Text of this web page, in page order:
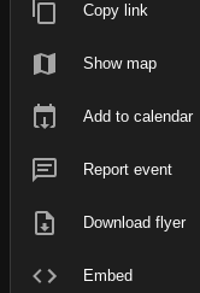
Copy link
Show map
Add to calendar
Report event
Download flyer
Embed